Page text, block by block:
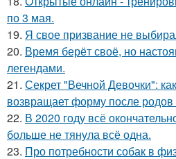
по 3 мая.
19. Я свое призвание не
20. Время берёт своё, но
легендами.
21. Секрет "Вечной Девочки":
возвращает форму после родов
22. В 2020 году всё
больше не тянула всё одна.
23. Про потребности собак в